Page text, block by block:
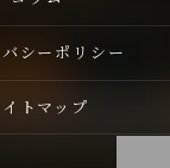
シーポリシー
トマップ